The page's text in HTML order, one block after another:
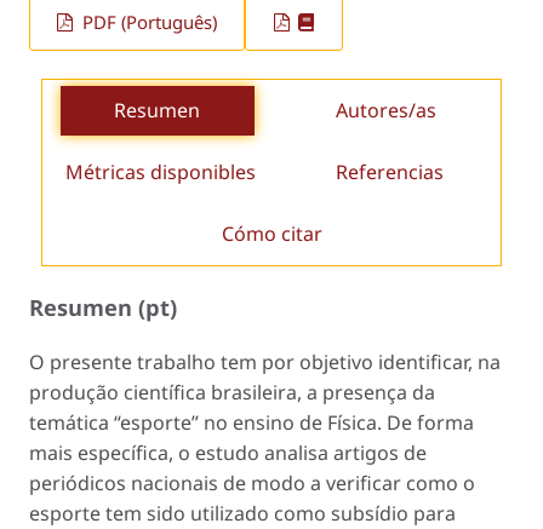
PDF (Português)
Resumen Autores/as
Métricas disponibles Referencias
Cómo citar
Resumen (pt)
O presente trabalho tem por objetivo identificar, na
produção científica brasileira, a presença da
temática “esporte” no ensino de Física. De forma
mais específica, o estudo analisa artigos de
periódicos nacionais de modo a verificar como o
esporte tem sido utilizado como subsídio para